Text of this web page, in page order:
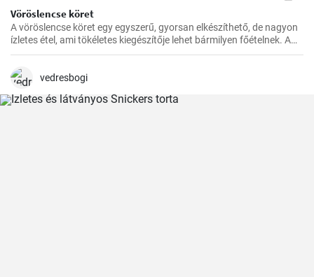
Vöröslencse köret
A vöröslencse köret egy egyszerű, gyorsan elkészíthető, de nagyon
ízletes étel, ami tökéletes kiegészítője lehet bármilyen főételnek. A
lencse nagyon egészséges, remek fehérje- és rostforrás, így jól illik a
vedresbogi